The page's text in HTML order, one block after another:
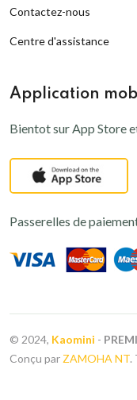
Contactez-nous
Centre d'assistance
Application
Bientot sur App Store
Passerelles de
© 2024, Kaomini -
Conçu par ZAMOHA NT.